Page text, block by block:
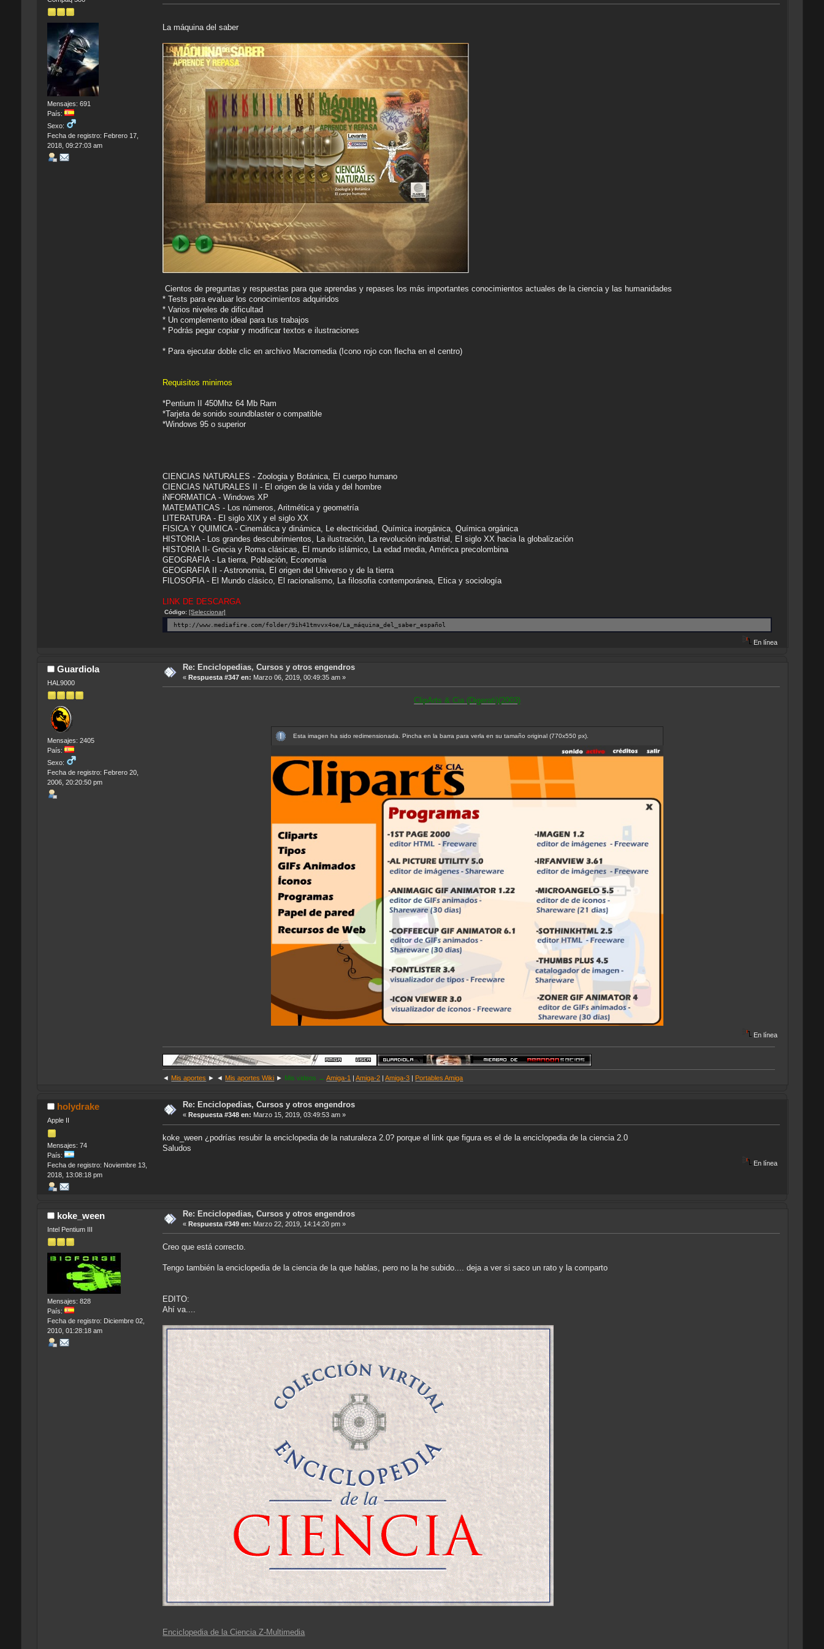
Mensajes: 691
País:
Sexo:
Fecha de registro: Febrero 17,
2018, 09:27:03 am
La máquina del saber
Cientos de preguntas y respuestas para que aprendas y repases los más importantes conocimientos actuales de la ciencia y las humanidades
* Tests para evaluar los conocimientos adquiridos
* Varios niveles de dificultad
* Un complemento ideal para tus trabajos
* Podrás pegar copiar y modificar textos e ilustraciones
* Para ejecutar doble clic en archivo Macromedia (Icono rojo con flecha en el centro)
Requisitos minimos
*Pentium II 450Mhz 64 Mb Ram
*Tarjeta de sonido soundblaster o compatible
*Windows 95 o superior
CIENCIAS NATURALES - Zoologia y Botánica, El cuerpo humano
CIENCIAS NATURALES II - El origen de la vida y del hombre
iNFORMATICA - Windows XP
MATEMATICAS - Los números, Aritmética y geometría
LITERATURA - El siglo XIX y el siglo XX
FISICA Y QUIMICA - Cinemática y dinámica, Le electricidad, Química inorgánica, Química orgánica
HISTORIA - Los grandes descubrimientos, La ilustración, La revolución industrial, El siglo XX hacia la globalización
HISTORIA II- Grecia y Roma clásicas, El mundo islámico, La edad media, América precolombina
GEOGRAFIA - La tierra, Población, Economia
GEOGRAFIA II - Astronomia, El origen del Universo y de la tierra
FILOSOFIA - El Mundo clásico, El racionalismo, La filosofia contemporánea, Etica y sociología
LINK DE DESCARGA
Código:[Seleccionar]
http://www.mediafire.com/folder/9ih41tmvvx4oe/La_máquina_del_saber_español
En línea
Guardiola
HAL9000
Mensajes: 2405
País:
Sexo:
Fecha de registro: Febrero 20,
2006, 20:20:50 pm
Re: Enciclopedias, Cursos y otros engendros
« Respuesta #347 en: Marzo 06, 2019, 00:49:35 am »
ClipArts & Cia (Digerati)(2003)
Esta imagen ha sido redimensionada. Pincha en la barra para verla en su tamaño original (770x550 px).
En línea
◄ Mis aportes ► ◄ Mis aportes Wiki ► Mis videos →Amiga-1 |Amiga-2 |Amiga-3 | Portables Amiga
holydrake
Apple II
Mensajes: 74
País:
Fecha de registro: Noviembre 13,
2018, 13:08:18 pm
Re: Enciclopedias, Cursos y otros engendros
« Respuesta #348 en: Marzo 15, 2019, 03:49:53 am »
koke_ween ¿podrías resubir la enciclopedia de la naturaleza 2.0? porque el link que figura es el de la enciclopedia de la ciencia 2.0
Saludos
En línea
koke_ween
Intel Pentium III
Mensajes: 828
País:
Fecha de registro: Diciembre 02,
2010, 01:28:18 am
Re: Enciclopedias, Cursos y otros engendros
« Respuesta #349 en: Marzo 22, 2019, 14:14:20 pm »
Creo que está correcto.
Tengo también la enciclopedia de la ciencia de la que hablas, pero no la he subido.... deja a ver si saco un rato y la comparto
EDITO:
Ahí va....
Enciclopedia de la Ciencia Z-Multimedia